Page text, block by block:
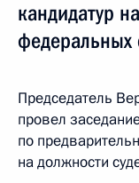
кандидатур
федеральных
Председатель
провел
по
на должности